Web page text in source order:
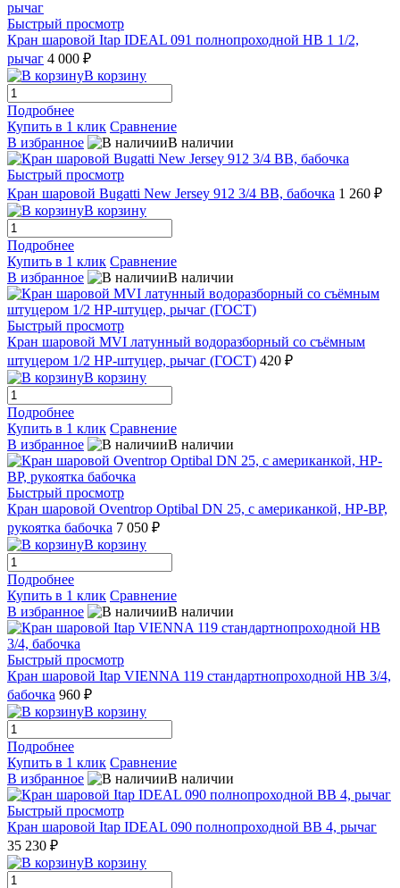
Быстрый просмотр
Кран шаровой Itap IDEAL 091 полнопроходной НВ 1 1/2,
рычаг 4 000 ₽
В корзину
Подробнее
Купить в 1 клик Сравнение
В избранное
В наличии
Быстрый просмотр
Кран шаровой Bugatti New Jersey 912 3/4 ВВ, бабочка 1 260 ₽
В корзину
Подробнее
Купить в 1 клик Сравнение
В избранное
В наличии
Быстрый просмотр
Кран шаровой MVI латунный водоразборный со съёмным
штуцером 1/2 НР-штуцер, рычаг (ГОСТ) 420 ₽
В корзину
Подробнее
Купить в 1 клик Сравнение
В избранное
В наличии
Быстрый просмотр
Кран шаровой Oventrop Optibal DN 25, с американкой, НР-ВР,
рукоятка бабочка 7 050 ₽
В корзину
Подробнее
Купить в 1 клик Сравнение
В избранное
В наличии
Быстрый просмотр
Кран шаровой Itap VIENNA 119 стандартнопроходной НВ 3/4,
бабочка 960 ₽
В корзину
Подробнее
Купить в 1 клик Сравнение
В избранное
В наличии
Быстрый просмотр
Кран шаровой Itap IDEAL 090 полнопроходной ВВ 4, рычаг
35 230 ₽
В корзину